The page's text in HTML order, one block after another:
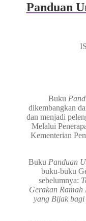
Panduan
Buku
dikembangkan
dan menjadi
Melalui
Kementerian
Buku Panduan
buku-buku
sebelumnya:
Gerakan
yang Bijak bagi